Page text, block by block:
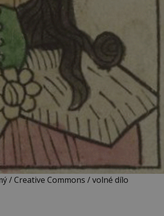
/ Creative Commons / volné dílo